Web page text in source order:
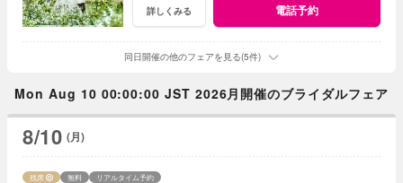
詳しくみる 電話予約
同日開催の他のフェアを見る(5件)
Mon Aug 10 00:00:00 JST 2026月開催のブライダルフェア
8/10 (月)
残席 無料 リアルタイム予約